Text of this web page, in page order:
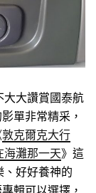
大大讚賞國泰航
單非常精采，
敦克爾克大行
海灘那一天》這
、好好養神的